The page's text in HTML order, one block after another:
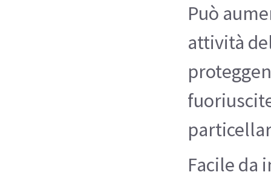
Può
attività
Facile da